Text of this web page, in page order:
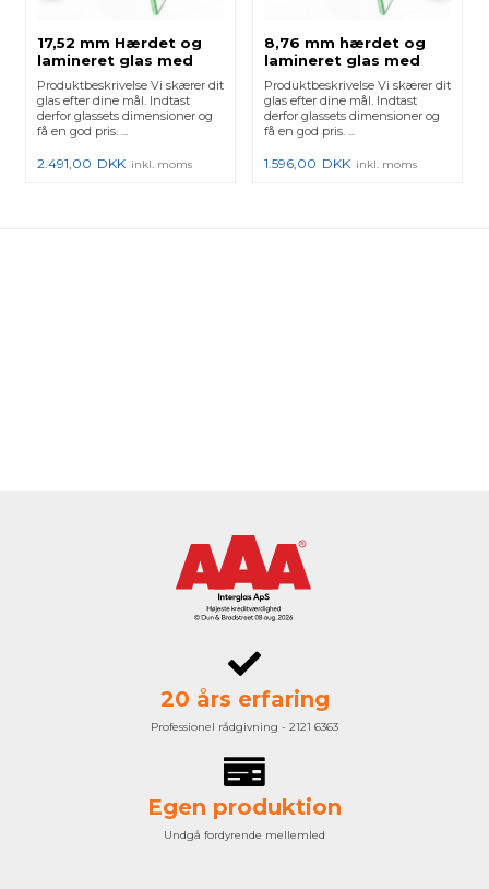
17,52 mm Hærdet og
lamineret glas med
poleret kant
Produktbeskrivelse Vi skærer dit
glas efter dine mål. Indtast
derfor glassets dimensioner og
få en god pris. ...
2.491,00 DKK inkl. moms
8,76 mm hærdet og
lamineret glas med
poleret kant
Produktbeskrivelse Vi skærer dit
glas efter dine mål. Indtast
derfor glassets dimensioner og
få en god pris. ...
1.596,00 DKK inkl. moms
20 års erfaring
Professionel rådgivning - 2121 6363
Egen produktion
Undgå fordyrende mellemled